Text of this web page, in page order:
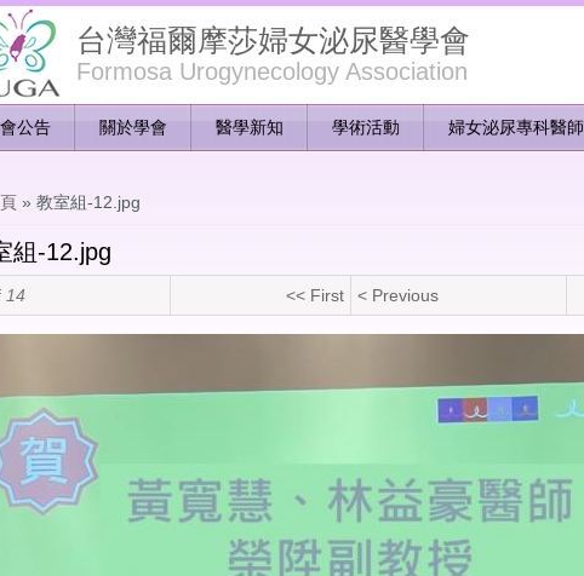
台灣福爾摩莎婦女泌尿醫學會
Formosa Urogynecology Association
公告 關於學會 醫學新知 學術活動 婦女泌尿專科醫師
» 教室組-12.jpg
組-12.jpg
14 << First < Previous